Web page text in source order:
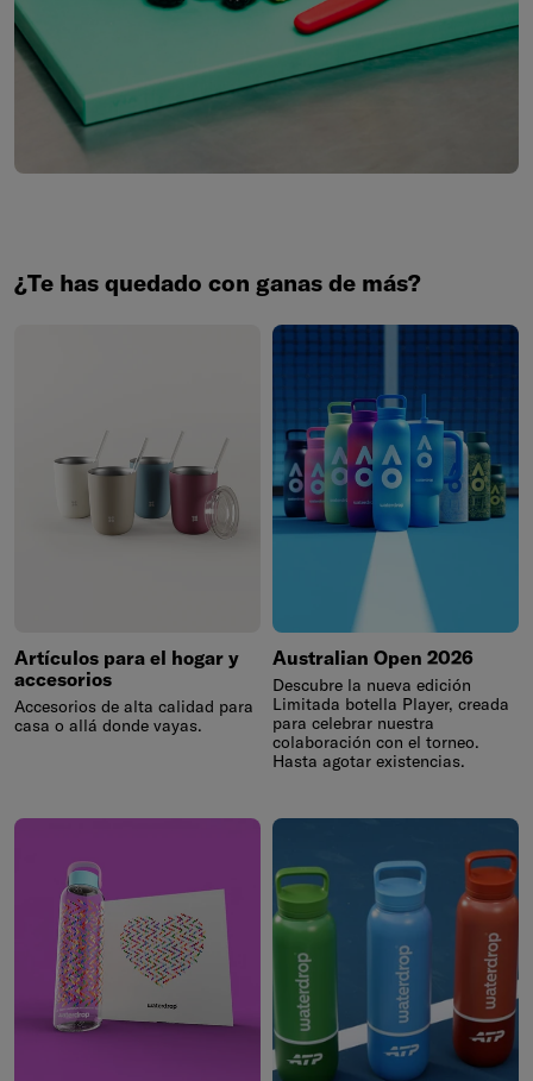
¿Te has quedado con ganas de más?
Artículos para el hogar y
accesorios
Accesorios de alta calidad para
casa o allá donde vayas.
Australian Open 2026
Descubre la nueva edición
Limitada botella Player, creada
para celebrar nuestra
colaboración con el torneo.
Hasta agotar existencias.